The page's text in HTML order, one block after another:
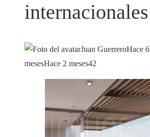
internacionales
Juan GuerreroHace 6
mesesHace 2 meses42